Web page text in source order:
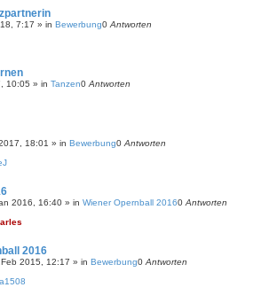
7:17 » in Bewerbung0 Antworten
10:05 » in Tanzen0 Antworten
18:01 » in Bewerbung0 Antworten
2016, 16:40 » in Wiener Opernball 20160 Antworten
2016
2015, 12:17 » in Bewerbung0 Antworten